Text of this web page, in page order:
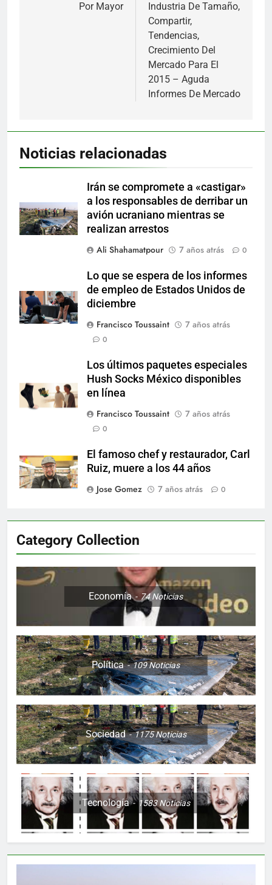
Por Mayor
Industria De Tamaño,
Compartir,
Tendencias,
Crecimiento Del
Mercado Para El
2015 – Aguda
Informes De Mercado
Noticias relacionadas
Irán se compromete a «castigar»
a los responsables de derribar un
avión ucraniano mientras se
realizan arrestos
Ali Shahamatpour
7 años atrás 0
Lo que se espera de los informes
de empleo de Estados Unidos de
diciembre
Francisco Toussaint
7 años atrás
0
Los últimos paquetes especiales
Hush Socks México disponibles
en línea
Francisco Toussaint
7 años atrás
0
El famoso chef y restaurador, Carl
Ruiz, muere a los 44 años
Jose Gomez
7 años atrás 0
Category Collection
Economía 74Noticias
Política 109Noticias
Sociedad 1175Noticias
Tecnología 1583Noticias